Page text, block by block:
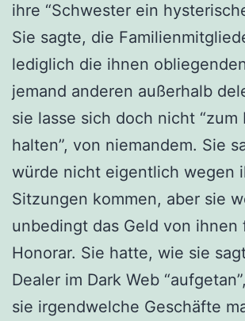
ihre “Schwester ein
Sie sagte, die
lediglich die ihnen
jemand anderen außerhalb
sie lasse sich doch nicht “zum
halten”, von niemandem. Sie
würde nicht eigentlich wegen
Sitzungen kommen, aber sie
unbedingt das Geld von ihnen
Honorar. Sie hatte, wie sie
Dealer im Dark Web
sie irgendwelche Geschäfte